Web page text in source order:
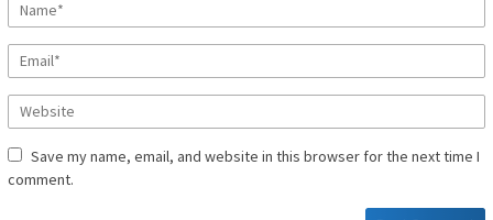
Save my name, email, and website in this browser for the next time I
comment.